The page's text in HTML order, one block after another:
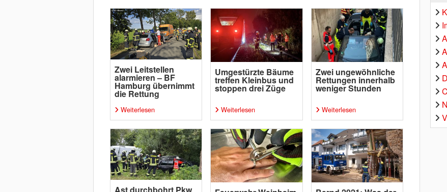
Zwei Leitstellen
alarmieren – BF
Hamburg übernimmt
die Rettung
Weiterlesen
Umgestürzte Bäume
treffen Kleinbus und
stoppen drei Züge
Weiterlesen
Zwei ungewöhnliche
Rettungen innerhalb
weniger Stunden
Weiterlesen